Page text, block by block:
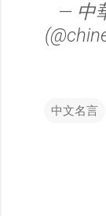
— 中
中文名言